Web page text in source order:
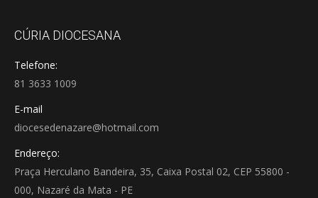
CÚRIA DIOCESANA
Telefone:
81 3633 1009
E-mail
diocesedenazare@hotmail.com
Endereço:
Praça Herculano Bandeira, 35, Caixa Postal 02, CEP 55800 -
000, Nazaré da Mata - PE